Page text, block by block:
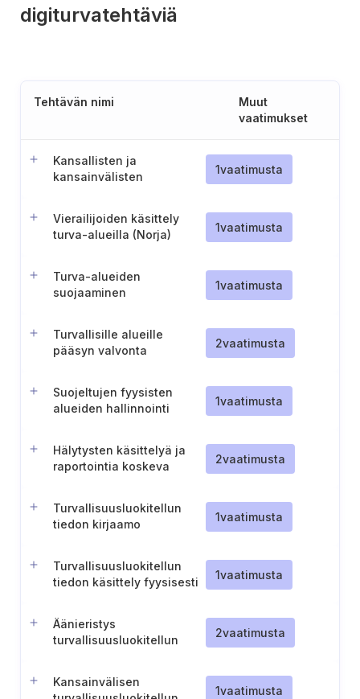
digiturvatehtäviä
Tehtävän nimi
Muut
vaatimukset
Kansallisten ja
kansainvälisten
säilytys
1vaatimusta
Vierailijoiden käsittely
turva-alueilla (Norja)
1vaatimusta
Turva-alueiden
suojaaminen
1vaatimusta
Turvallisille alueille
pääsyn valvonta
2vaatimusta
Suojeltujen fyysisten
alueiden hallinnointi
1vaatimusta
Hälytysten käsittelyä ja
raportointia koskeva
2vaatimusta
Turvallisuusluokitellun
tiedon kirjaamo
1vaatimusta
Turvallisuusluokitellun
tiedon käsittely fyysisesti
1vaatimusta
Äänieristys
turvallisuusluokitellun
2vaatimusta
Kansainvälisen
1vaatimusta